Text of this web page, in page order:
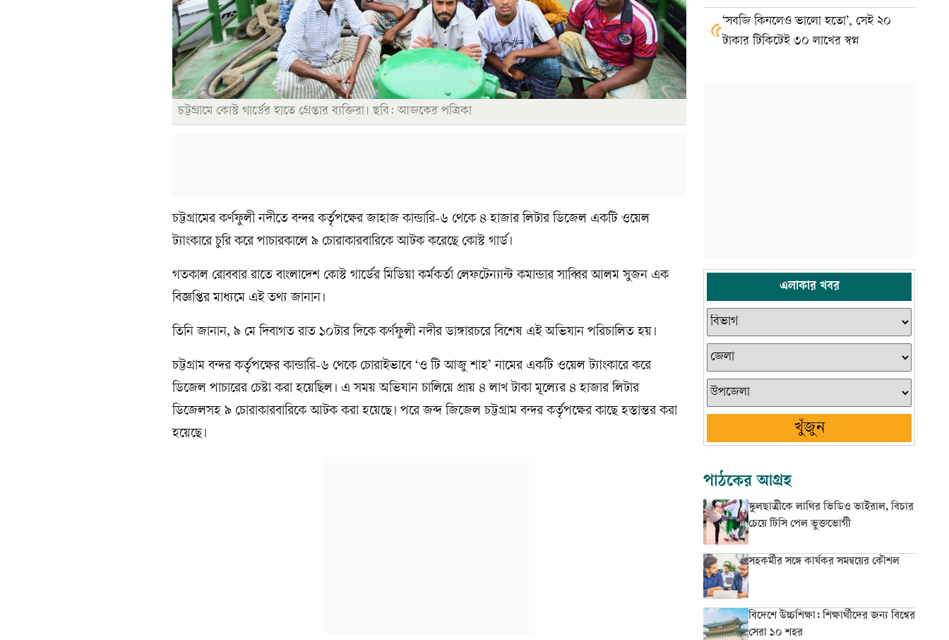
চট্টগ্রামে কোস্ট গার্ডের হাতে গ্রেপ্তার ব্যক্তিরা। ছবি: আজকের পত্রিকা
চট্টগ্রামের কর্ণফুলী নদীতে বন্দর কর্তৃপক্ষের জাহাজ কান্ডারি-৬ থেকে ৪ হাজার লিটার ডিজেল একটি ওয়েল
ট্যাংকারে চুরি করে পাচারকালে ৯ চোরাকারবারিকে আটক করেছে কোস্ট গার্ড।
গতকাল রোববার রাতে বাংলাদেশ কোস্ট গার্ডের মিডিয়া কর্মকর্তা লেফটেন্যান্ট কমান্ডার সাব্বির আলম সুজন এক
বিজ্ঞপ্তির মাধ্যমে এই তথ্য জানান।
তিনি জানান, ৯ মে দিবাগত রাত ১০টার দিকে কর্ণফুলী নদীর ডাঙ্গারচরে বিশেষ এই অভিযান পরিচালিত হয়।
চট্টগ্রাম বন্দর কর্তৃপক্ষের কান্ডারি-৬ থেকে চোরাইভাবে ‘ও টি আজু শাহ’ নামের একটি ওয়েল ট্যাংকারে করে
ডিজেল পাচারের চেষ্টা করা হয়েছিল। এ সময় অভিযান চালিয়ে প্রায় ৪ লাখ টাকা মূল্যের ৪ হাজার লিটার
ডিজেলসহ ৯ চোরাকারবারিকে আটক করা হয়েছে। পরে জব্দ জিজেল চট্টগ্রাম বন্দর কর্তৃপক্ষের কাছে হস্তান্তর করা
হয়েছে।
৫‘সবজি কিনলেও ভালো হতো’, সেই ২০
টাকার টিকিটেই ৩০ লাখের স্বপ্ন
এলাকার খবর
খুঁজুন
পাঠকের আগ্রহ
স্কুলছাত্রীকে লাথির ভিডিও ভাইরাল, বিচার
চেয়ে টিসি পেল ভুক্তভোগী
সহকর্মীর সঙ্গে কার্যকর সমন্বয়ের কৌশল
বিদেশে উচ্চশিক্ষা: শিক্ষার্থীদের জন্য বিশ্বের
সেরা ১০ শহর